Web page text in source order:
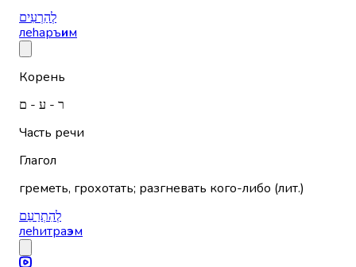
לְהַרְעִים
леhаръим
Корень
ר - ע - ם
Часть речи
Глагол
греметь, грохотать; разгневать кого-либо (лит.)
לְהִתְרַעֵם
леhитраэм